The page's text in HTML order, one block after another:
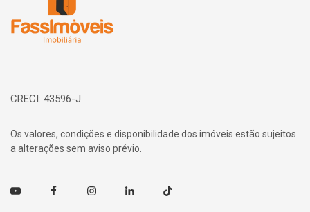
CRECI: 43596-J
Os valores, condições e disponibilidade dos imóveis estão sujeitos
a alterações sem aviso prévio.
Youtube FacebookInstagramLinkedin TikTok